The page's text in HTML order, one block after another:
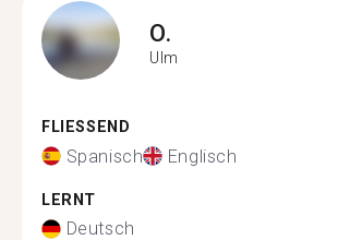
O.
Ulm
FLIESSEND
Spanisch Englisch
LERNT
Deutsch